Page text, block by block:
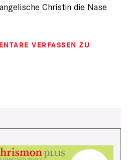
Christin die Nase
VERFASSEN ZU